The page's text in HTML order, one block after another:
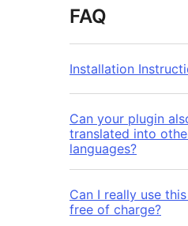
FAQ
Installation
Can your plugin
translated into
languages?
Can I really use
free of charge?